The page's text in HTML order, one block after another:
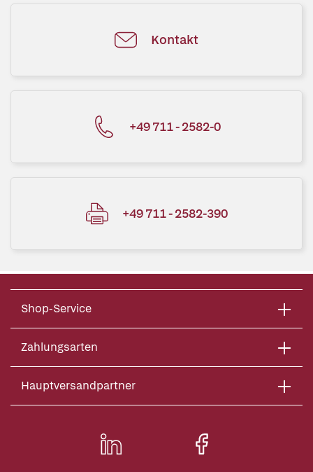
Kontakt
+49 711 - 2582-0
+49 711 - 2582-390
Shop-Service
Zahlungsarten
Hauptversandpartner